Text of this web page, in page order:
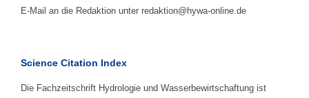
E-Mail an die Redaktion unter redaktion@hywa-online.de
Science Citation Index
Die Fachzeitschrift Hydrologie und Wasserbewirtschaftung ist